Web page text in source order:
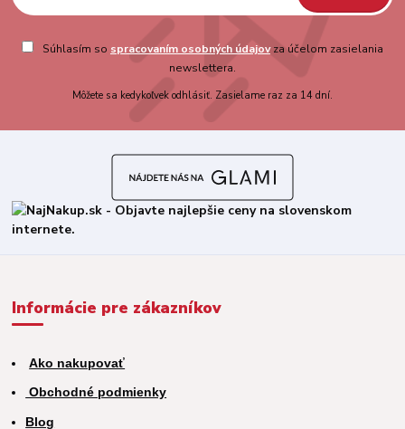
Súhlasím so spracovaním osobných údajovza účelom zasielania
newslettera.
Môžete sa kedykoľvek odhlásiť. Zasielame raz za 14 dní.
Informácie pre zákazníkov
Ako nakupovať
Obchodné podmienky
Blog